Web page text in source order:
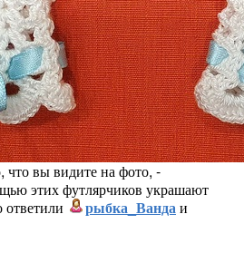
что вы видите на фото, -
этих футлярчиков украшают
рыбка_Вандаи